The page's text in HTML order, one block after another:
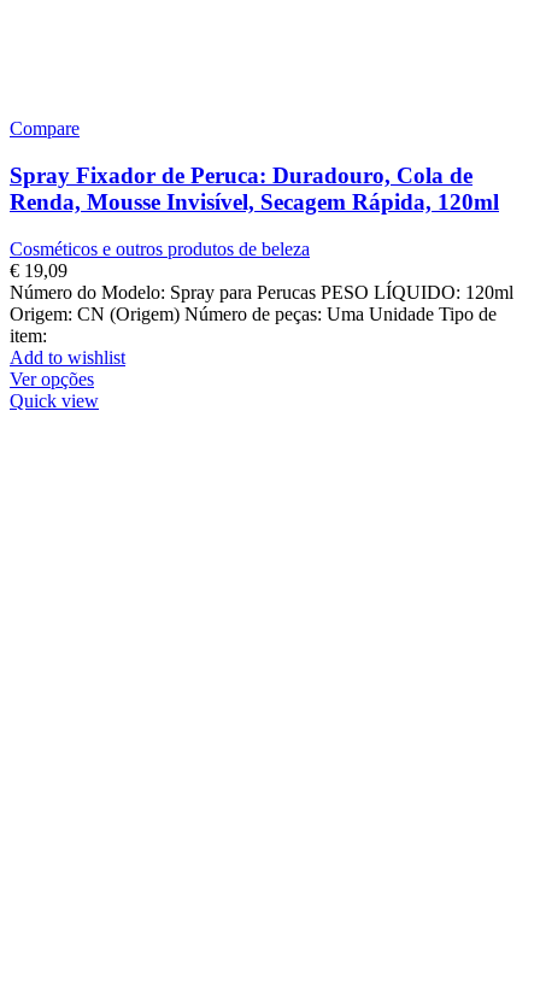
Compare
Spray Fixador de Peruca: Duradouro, Cola de
Renda, Mousse Invisível, Secagem Rápida, 120ml
Cosméticos e outros produtos de beleza
€ 19,09
Número do Modelo: Spray para Perucas PESO LÍQUIDO: 120ml
Origem: CN (Origem) Número de peças: Uma Unidade Tipo de
item:
Add to wishlist
Ver opções
Quick view